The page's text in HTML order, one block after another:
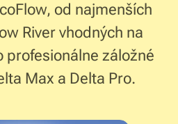
od najmenších
River vhodných na
profesionálne záložné
Max a Delta Pro.